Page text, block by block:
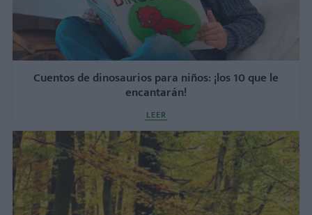
Cuentos de dinosaurios para niños: ¡los 10 que le
encantarán!
LEER